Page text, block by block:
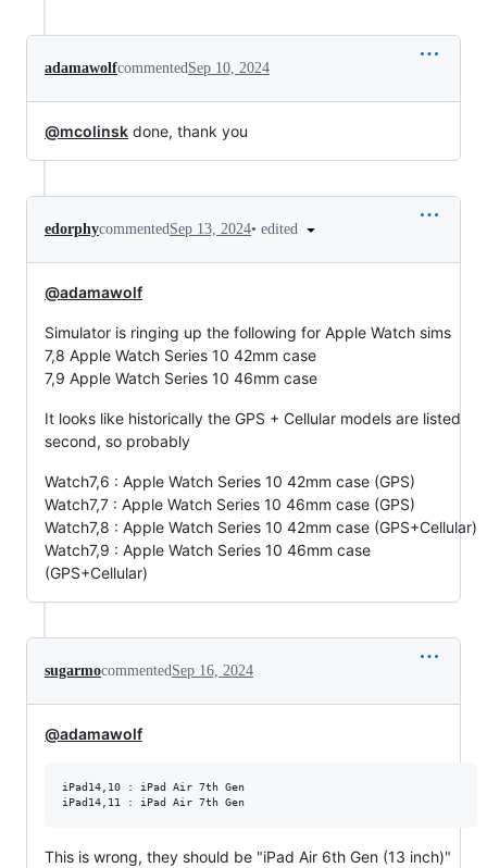
adamawolfcommentedSep 10, 2024
@mcolinsk done, thank you
edorphycommented Sep 13, 2024• edited
@adamawolf
Simulator is ringing up the following for Apple Watch sims
7,8 Apple Watch Series 10 42mm case
7,9 Apple Watch Series 10 46mm case
It looks like historically the GPS + Cellular models are listed
second, so probably
Watch7,6 : Apple Watch Series 10 42mm case (GPS)
Watch7,7 : Apple Watch Series 10 46mm case (GPS)
Watch7,8 : Apple Watch Series 10 42mm case (GPS+Cellular)
Watch7,9 : Apple Watch Series 10 46mm case
(GPS+Cellular)
sugarmocommentedSep 16, 2024
@adamawolf
iPad14,10 : iPad Air 7th Gen
This is wrong, they should be "iPad Air 6th Gen (13 inch)"